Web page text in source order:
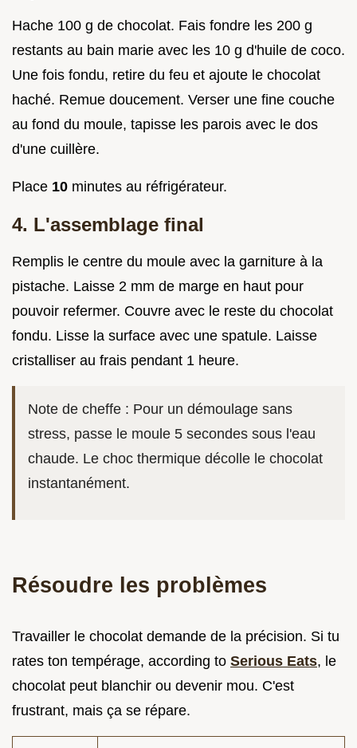
Hache 100 g de chocolat. Fais fondre les 200 g
restants au bain marie avec les 10 g d'huile de coco.
Une fois fondu, retire du feu et ajoute le chocolat
haché. Remue doucement. Verser une fine couche
au fond du moule, tapisse les parois avec le dos
d'une cuillère.
Place 10 minutes au réfrigérateur.
4. L'assemblage final
Remplis le centre du moule avec la garniture à la
pistache. Laisse 2 mm de marge en haut pour
pouvoir refermer. Couvre avec le reste du chocolat
fondu. Lisse la surface avec une spatule. Laisse
cristalliser au frais pendant 1 heure.
Note de cheffe : Pour un démoulage sans
stress, passe le moule 5 secondes sous l'eau
chaude. Le choc thermique décolle le chocolat
instantanément.
Résoudre les problèmes
Travailler le chocolat demande de la précision. Si tu
rates ton tempérage, according to Serious Eats, le
chocolat peut blanchir ou devenir mou. C'est
frustrant, mais ça se répare.